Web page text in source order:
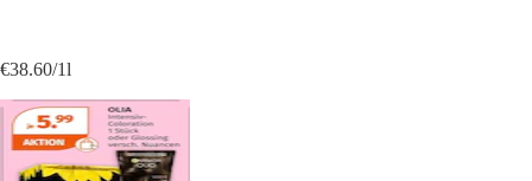
€38.60/1l